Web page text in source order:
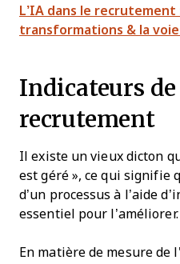
L’IA dans le recrutement
transformations & la voie
Indicateurs
recrutement
Il existe un vieux dicton
est géré », ce qui signifie
d’un processus à l’aide
essentiel pour l’améliorer.
En matière de mesure de